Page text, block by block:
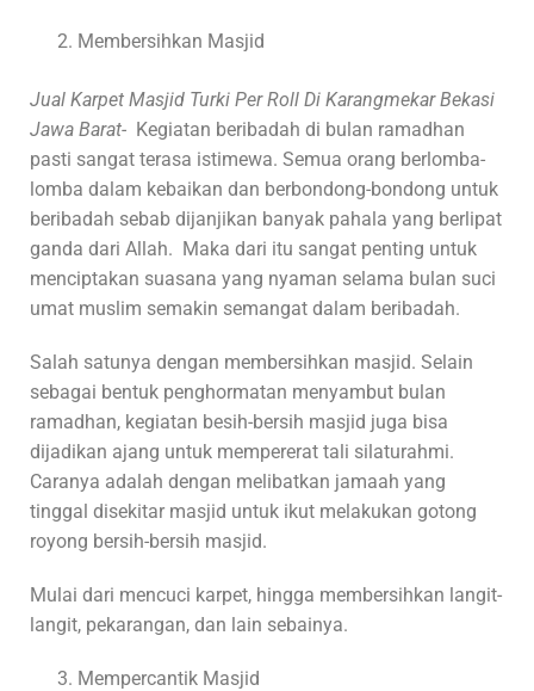
Membersihkan Masjid
Jual Karpet Masjid Turki Per Roll Di Karangmekar Bekasi
Jawa Barat- Kegiatan beribadah di bulan ramadhan
pasti sangat terasa istimewa. Semua orang berlomba-
lomba dalam kebaikan dan berbondong-bondong untuk
beribadah sebab dijanjikan banyak pahala yang berlipat
ganda dari Allah. Maka dari itu sangat penting untuk
menciptakan suasana yang nyaman selama bulan suci
umat muslim semakin semangat dalam beribadah.
Salah satunya dengan membersihkan masjid. Selain
sebagai bentuk penghormatan menyambut bulan
ramadhan, kegiatan besih-bersih masjid juga bisa
dijadikan ajang untuk mempererat tali silaturahmi.
Caranya adalah dengan melibatkan jamaah yang
tinggal disekitar masjid untuk ikut melakukan gotong
royong bersih-bersih masjid.
Mulai dari mencuci karpet, hingga membersihkan langit-
langit, pekarangan, dan lain sebainya.
Mempercantik Masjid